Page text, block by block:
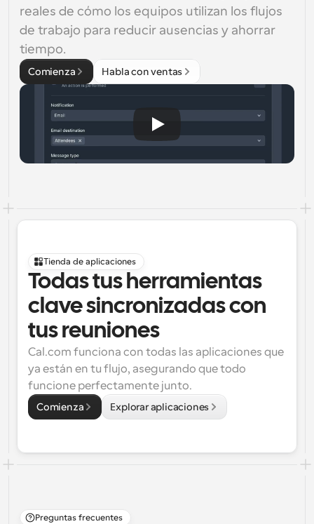
reales de cómo los equipos utilizan los flujos
de trabajo para reducir ausencias y ahorrar
tiempo.
Comienza Habla con ventas
Tienda de aplicaciones
Todas tus herramientas
clave sincronizadas con
tus reuniones
Cal.com funciona con todas las aplicaciones que
ya están en tu flujo, asegurando que todo
funcione perfectamente junto.
Comienza Explorar aplicaciones
Preguntas frecuentes